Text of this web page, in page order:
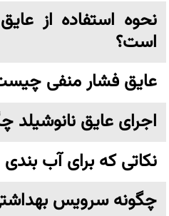
نحوه استفاده از
است؟
عایق فشار منفی
اجرای عایق نانوشیلد
نکاتی که برای آب بندی
چگونه سرویس